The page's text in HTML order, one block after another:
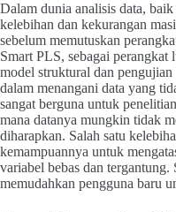
Dalam dunia analisis data,
kelebihan dan kekurangan
sebelum memutuskan
Smart PLS, sebagai
model struktural dan
dalam menangani data yang
sangat berguna untuk
mana datanya mungkin tidak
diharapkan. Salah satu
kemampuannya untuk
variabel bebas dan
memudahkan pengguna baru